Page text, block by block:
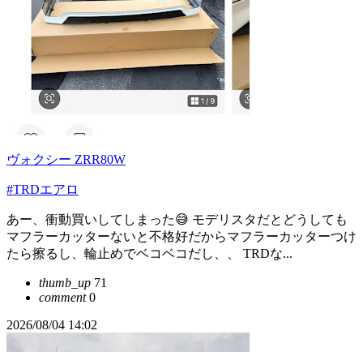
ヴォクシー ZRR80W
#TRDエアロ
あー、衝動買いしてしまった😅 モデリスタだとどうしても
マフラーカッターないと不格好だからマフラーカッターつけ
たら擦るし、輪止めでベコベコだし、、 TRDな...
thumb_up 71
comment0
2026/08/04 14:02